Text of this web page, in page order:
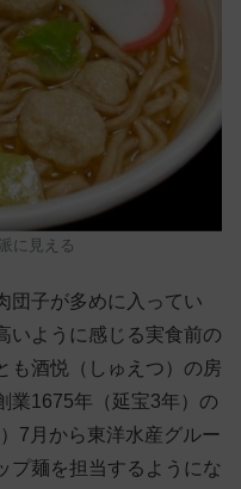
に見える
団子が多めに入ってい
いように感じる実食前の
も酒悦（しゅえつ）の房
業1675年（延宝3年）の
7月から東洋水産グルー
プ麺を担当するようにな